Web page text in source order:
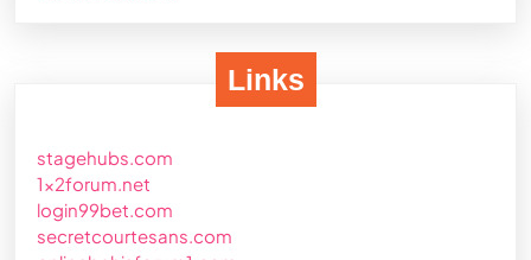
Links
stagehubs.com
1x2forum.net
login99bet.com
secretcourtesans.com